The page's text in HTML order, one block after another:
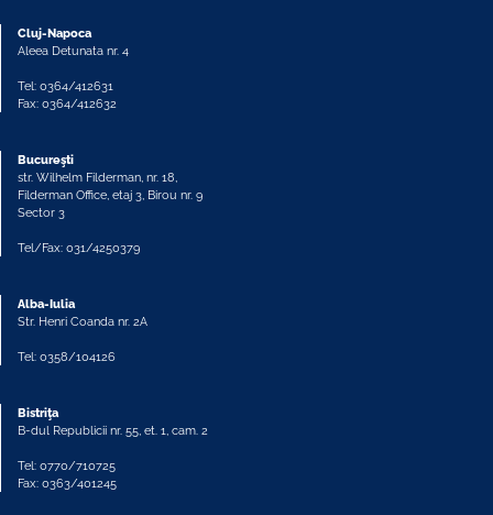
Cluj-Napoca
Aleea Detunata nr. 4
Tel: 0364/412631
Fax: 0364/412632
Bucureşti
str. Wilhelm Filderman, nr. 18,
Filderman Office, etaj 3, Birou nr. 9
Sector 3
Tel/Fax: 031/4250379
Alba-Iulia
Str. Henri Coanda nr. 2A
Tel: 0358/104126
Bistriţa
B-dul Republicii nr. 55, et. 1, cam. 2
Tel: 0770/710725
Fax: 0363/401245